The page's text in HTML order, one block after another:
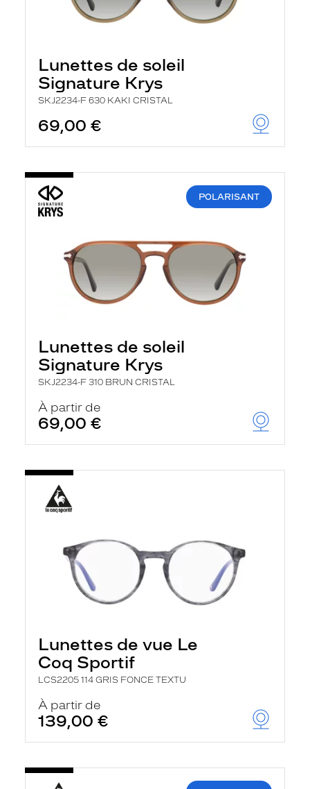
Lunettes de soleil
Signature Krys
SKJ2234-F 630 KAKI CRISTAL
69,00 €
POLARISANT
Lunettes de soleil
Signature Krys
SKJ2234-F 310 BRUN CRISTAL
À partir de
69,00 €
Lunettes de vue Le
Coq Sportif
LCS2205 114 GRIS FONCE TEXTU
À partir de
139,00 €